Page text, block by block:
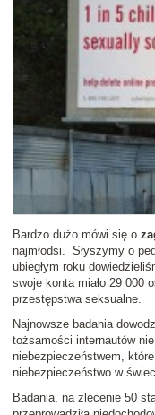
Bardzo dużo mówi się o
najmłodsi. Słyszymy o
ubiegłym roku
swoje konta miało 29 000
przestępstwa seksualne.
Najnowsze badania
tożsamości internautów
niebezpieczeństwem,
niebezpieczeństwo w
Badania, na zlecenie 50